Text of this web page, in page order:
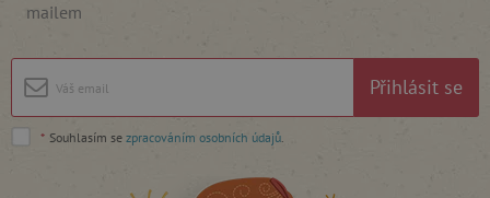
mailem
Přihlásit se
* Souhlasím se zpracováním osobních údajů.
cjConsent .agatinsvet.cz